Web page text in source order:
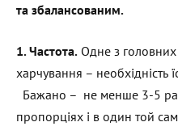
та збалансованим.
1. Частота. Одне з
харчування – необхідність
Бажано – не менше 3-5
пропорціях і в один той